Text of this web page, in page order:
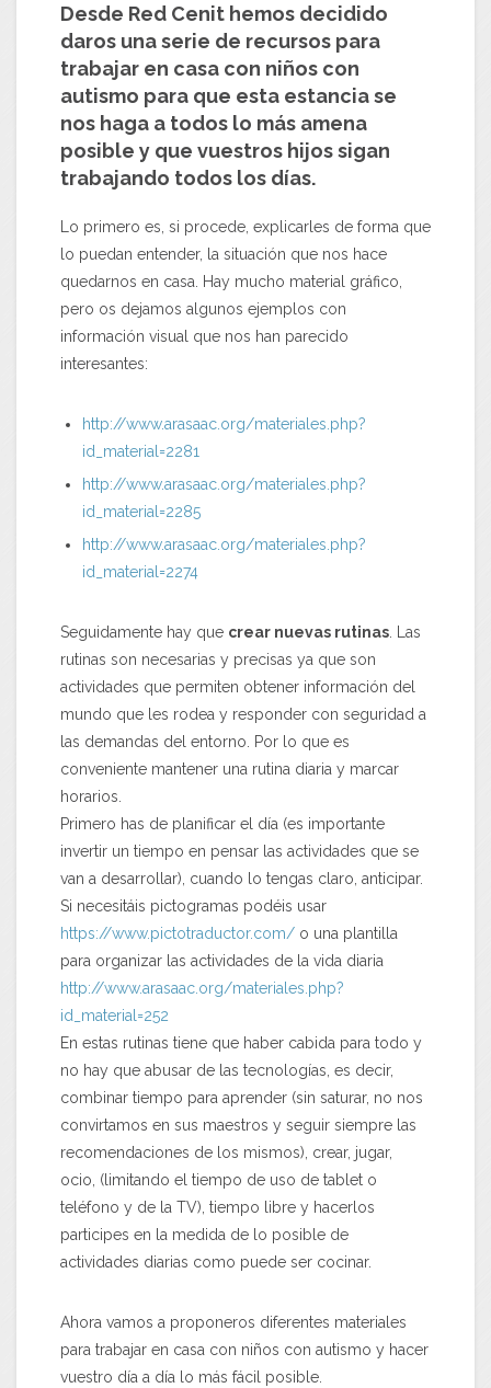
Desde Red Cenit hemos decidido
daros una serie de recursos para
trabajar en casa con niños con
autismo para que esta estancia se
nos haga a todos lo más amena
posible y que vuestros hijos sigan
trabajando todos los días.
Lo primero es, si procede, explicarles de forma que
lo puedan entender, la situación que nos hace
quedarnos en casa. Hay mucho material gráfico,
pero os dejamos algunos ejemplos con
información visual que nos han parecido
interesantes:
http://www.arasaac.org/materiales.php?
id_material=2281
http://www.arasaac.org/materiales.php?
id_material=2285
http://www.arasaac.org/materiales.php?
id_material=2274
Seguidamente hay que crear nuevas rutinas . Las
rutinas son necesarias y precisas ya que son
actividades que permiten obtener información del
mundo que les rodea y responder con seguridad a
las demandas del entorno. Por lo que es
conveniente mantener una rutina diaria y marcar
horarios.
Primero has de planificar el día (es importante
invertir un tiempo en pensar las actividades que se
van a desarrollar), cuando lo tengas claro, anticipar.
Si necesitáis pictogramas podéis usar
https://www.pictotraductor.com/ o una plantilla
para organizar las actividades de la vida diaria
http://www.arasaac.org/materiales.php?
id_material=252
En estas rutinas tiene que haber cabida para todo y
no hay que abusar de las tecnologías, es decir,
combinar tiempo para aprender (sin saturar, no nos
convirtamos en sus maestros y seguir siempre las
recomendaciones de los mismos), crear, jugar,
ocio, (limitando el tiempo de uso de tablet o
teléfono y de la TV), tiempo libre y hacerlos
participes en la medida de lo posible de
actividades diarias como puede ser cocinar.
Ahora vamos a proponeros diferentes materiales
para trabajar en casa con niños con autismo y hacer
vuestro día a día lo más fácil posible.